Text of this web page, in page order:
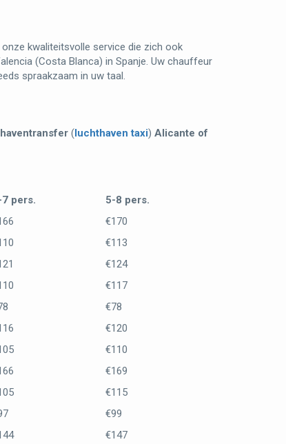
kwaliteitsvolle service die zich ook
(Costa Blanca) in Spanje. Uw chauffeur
spraakzaam in uw taal.
(luchthaven taxi) Alicante of
7 pers.
5-8 pers.
€170
€113
€124
€117
€78
€120
€110
€169
€115
€99
€147